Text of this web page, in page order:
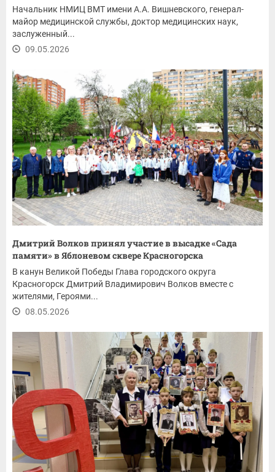
Начальник НМИЦ ВМТ имени А.А. Вишневского, генерал-
майор медицинской службы, доктор медицинских наук,
заслуженный...
09.05.2026
Дмитрий Волков принял участие в высадке «Сада
памяти» в Яблоневом сквере Красногорска
В канун Великой Победы Глава городского округа
Красногорск Дмитрий Владимирович Волков вместе с
жителями, Героями...
08.05.2026